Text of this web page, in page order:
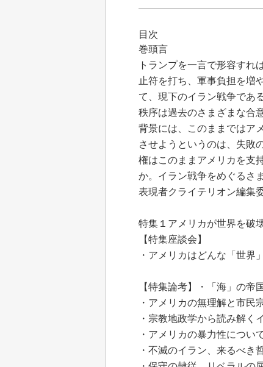
目次
巻頭言
トランプを一言で形容すれ
止符を打ち、軍事負担を増
て、現下のイラン戦争であ
秩序は過去のさまざまな合
背景には、このままではア
させようというのは、失敗
権はこのままアメリカを支
か。イラン戦争をめぐるさ
表現者クライテリオン編集
特集１アメリカが世界を破
【特集座談会】
・アメリカはどんな「世界
【特集論考】・「海」の
・アメリカの無理解と市民
・宗教地政学から読み解く
・アメリカの暴力性につい
・不滅のイラン、来るべき